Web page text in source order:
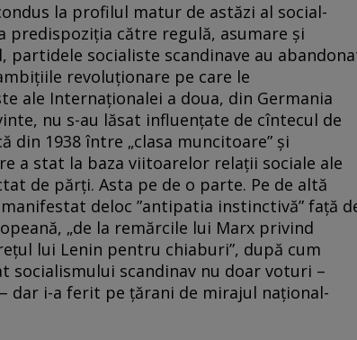
la profilul matur de astăzi al social-
predispoziția către regulă, asumare şi
partidele socialiste scandinave au
revoluționare pe care le
ale Internaționalei a doua, din Germania
nu s-au lăsat influențate de cîntecul de
din 1938 între „clasa muncitoare” și
a stat la baza viitoarelor relații sociale ale
de părţi. Asta pe de o parte. Pe de altă
deloc ”antipatia instinctivă” față
„de la remărcile lui Marx privind
lui Lenin pentru chiaburi”, după cum
socialismului scandinav nu doar voturi –
dar i-a ferit pe țărani de mirajul național-